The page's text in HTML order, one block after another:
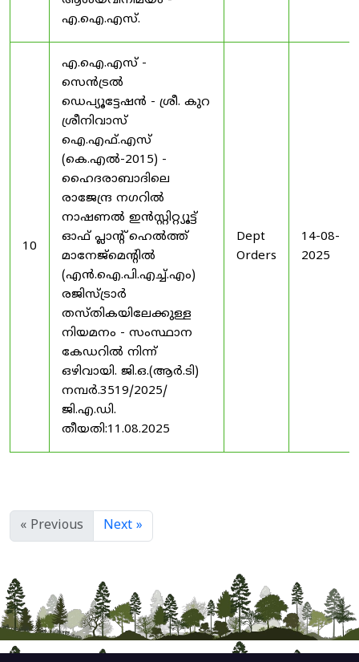
എ.ഐ.എസ്.
10
എ.ഐ.എസ് -
സെൻട്രൽ
ഡെപ്യൂട്ടേഷൻ - ശ്രീ. കുറ
ശ്രീനിവാസ്
ഐ.എഫ്.എസ്
(കെ.എൽ-2015) -
ഹൈദരാബാദിലെ
രാജേന്ദ്ര നഗറിൽ
നാഷണൽ ഇൻസ്റ്റിറ്റ്യൂട്ട്
ഓഫ് പ്ലാന്റ് ഹെൽത്ത്
മാനേജ്‌മെന്റിൽ
(എൻ.ഐ.പി.എച്ച്.എം)
രജിസ്ട്രാർ
തസ്തികയിലേക്കുള്ള
നിയമനം - സംസ്ഥാന
കേഡറിൽ നിന്ന്
ഒഴിവായി. ജി.ഒ.(ആർ.ടി)
നമ്പർ.3519/2025/
ജി.എ.ഡി.
തീയതി:11.08.2025
Dept
Orders
14-08-
2025
« Previous Next »